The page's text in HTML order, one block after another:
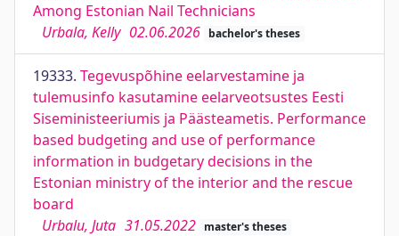
Among Estonian Nail Technicians
Urbala, Kelly 02.06.2026 bachelor's theses
19333. Tegevuspõhine eelarvestamine ja
tulemusinfo kasutamine eelarveotsustes Eesti
Siseministeeriumis ja Päästeametis. Performance
based budgeting and use of performance
information in budgetary decisions in the
Estonian ministry of the interior and the rescue
board
Urbalu, Juta 31.05.2022 master's theses